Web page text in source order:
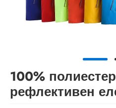
100%
рефлективен